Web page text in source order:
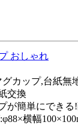
おしゃれ
カップ,台紙無
交換
が簡単にでき
横幅